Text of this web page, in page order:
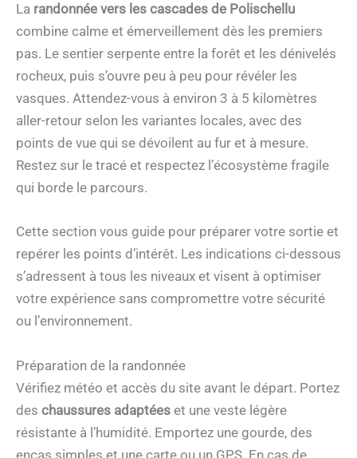
La randonnée vers les cascades de Polischellu
combine calme et émerveillement dès les premiers
pas. Le sentier serpente entre la forêt et les dénivelés
rocheux, puis s’ouvre peu à peu pour révéler les
vasques. Attendez-vous à environ 3 à 5 kilomètres
aller-retour selon les variantes locales, avec des
points de vue qui se dévoilent au fur et à mesure.
Restez sur le tracé et respectez l’écosystème fragile
qui borde le parcours.
Cette section vous guide pour préparer votre sortie et
repérer les points d’intérêt. Les indications ci-dessous
s’adressent à tous les niveaux et visent à optimiser
votre expérience sans compromettre votre sécurité
ou l’environnement.
Préparation de la randonnée
Vérifiez météo et accès du site avant le départ. Portez
des chaussures adaptées et une veste légère
résistante à l’humidité. Emportez une gourde, des
encas simples et une carte ou un GPS. En cas de